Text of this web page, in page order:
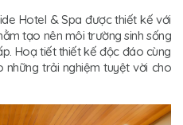
Hotel & Spa được thiết kế với
tạo nên môi trường sinh sống
Hoạ tiết thiết kế độc đáo cùng
trải nghiệm tuyệt vời cho